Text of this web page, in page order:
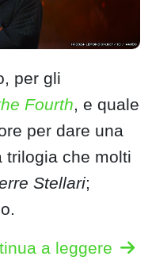
per gli
Fourth, e quale
per dare una
trilogia che molti
Stellari;
a leggere